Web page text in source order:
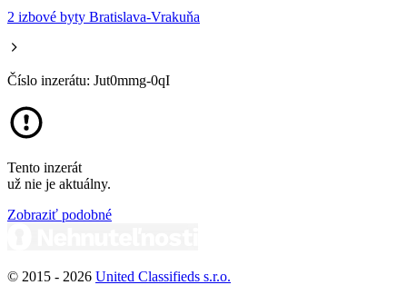
2 izbové byty Bratislava-Vrakuňa
Číslo inzerátu: Jut0mmg-0qI
Tento inzerát
už nie je aktuálny.
Zobraziť podobné
© 2015 - 2026 United Classifieds s.r.o.